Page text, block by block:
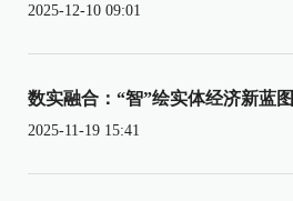
2025-12-10 09:01
数实融合：“智”绘实体经济新蓝图
2025-11-19 15:41